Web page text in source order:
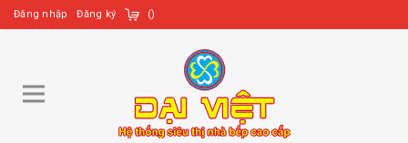
Đăng nhập Đăng ký ()